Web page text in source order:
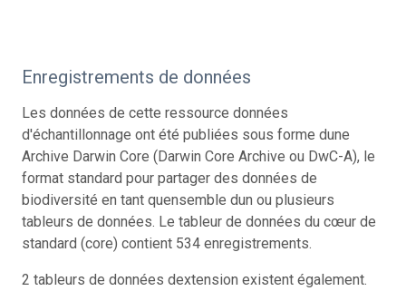
Enregistrements de données
Les données de cette ressource données
d'échantillonnage ont été publiées sous forme dune
Archive Darwin Core (Darwin Core Archive ou DwC-A), le
format standard pour partager des données de
biodiversité en tant quensemble dun ou plusieurs
tableurs de données. Le tableur de données du cœur de
standard (core) contient 534 enregistrements.
2 tableurs de données dextension existent également.